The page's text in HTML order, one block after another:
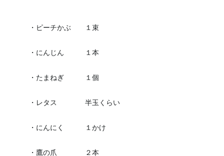
・ピーチかぶ １束
・にんじん １本
・たまねぎ １個
・レタス 半玉くらい
・にんにく １かけ
・鷹の爪 ２本